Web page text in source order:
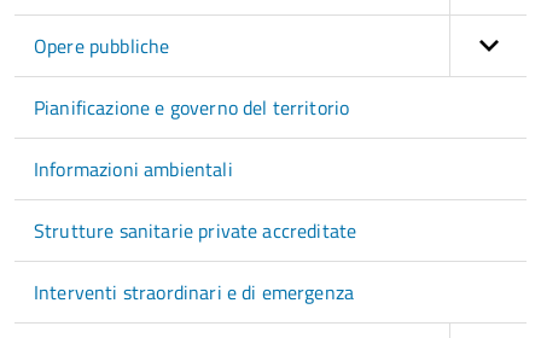
Opere pubbliche
Pianificazione e governo del territorio
Informazioni ambientali
Strutture sanitarie private accreditate
Interventi straordinari e di emergenza